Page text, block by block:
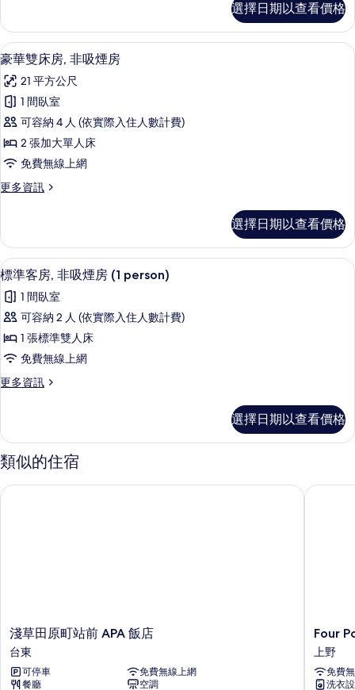
房
(2
people)
的
所
有
相
片
客
房,
非
煙
房
(2
people)
的
詳
情
選擇日期以查看價格
顯
示
豪
華
雙
床
非
煙
房
的
所
有
相
片
豪華雙床房, 非吸煙房 | 浴室 | 淋浴/
29
豪華雙床房, 非吸煙房
21 平方公尺
1 間臥室
可容納 4 人 (依實際入住人數計費)
2 張加大單人床
免費無線上網
更多資訊
更
雙
床
房,
吸
煙
的
詳
選擇日期以查看價格
顯
示
標
準
客
非
煙
房
(1
person)
標準客房, 非吸煙房 (1 person) | 羽絨
29
標準客房, 非吸煙房 (1 person)
1 間臥室
可容納 2 人 (依實際入住人數計費)
1 張標準雙人床
免費無線上網
更多資訊
更
客
房,
非
煙
選擇日期以查看價格
類似的住宿
淺
草
田
原
淺草田原町站前 APA 飯店
台東
可停車
免費無線上網
餐廳
空調
淺草田原町站前 APA 飯店
Four
Points
Flex
By
Four
上野
免費
洗衣
Four